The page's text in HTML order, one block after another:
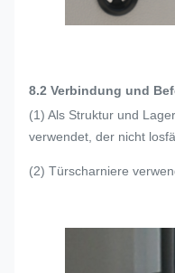
8.2 Verbindung und
(1) Als Struktur und
verwendet, der nicht
(2) Türscharniere